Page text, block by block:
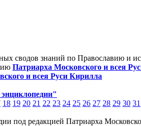
сводов знаний по Православию и
Патриарха Московского и всея
и всея Руси Кирилла
18 19 20 21 22 23 24 25 26 27 28 29 30 31
под редакцией Патриарха